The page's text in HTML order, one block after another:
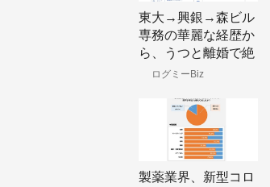
東大→興銀→森ビル
専務の華麗な経歴か
ら、うつと離婚で絶
望の淵へ エリート
『読書大全』著者を
救った、3冊の本
ログミーBiz
製薬業界、新型コロ